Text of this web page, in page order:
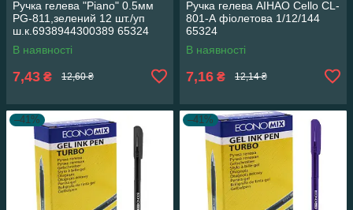
Ручка гелева "Piano" 0.5мм
PG-811,зелений 12 шт./уп
ш.к.6938944300389 65324
В наявності
7,43 ₴ 12,60 ₴
Ручка гелева АІНАО Cello CL-
801-А фіолетова 1/12/144
65324
В наявності
7,16 ₴ 12,14 ₴
–41% –41%